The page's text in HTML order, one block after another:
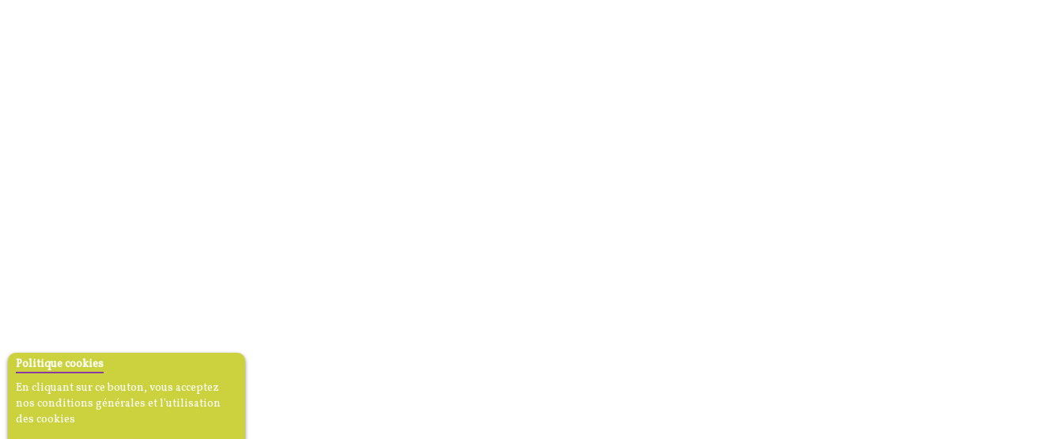
Politique cookies
En cliquant sur ce bouton, vous acceptez
nos conditions générales et l'utilisation
des cookies